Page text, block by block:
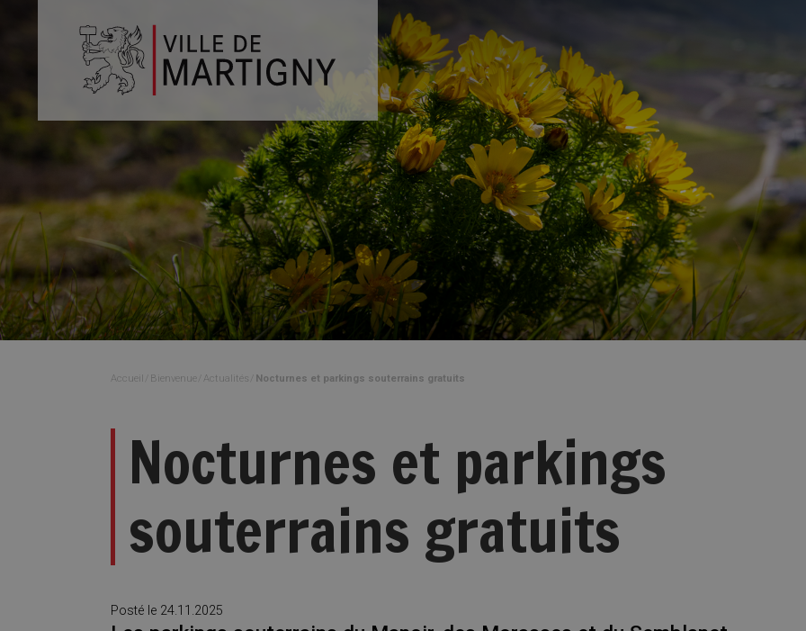
Accueil Bienvenue Actualités Nocturnes et parkings souterrains gratuits
Nocturnes et parkings
souterrains gratuits
Posté le 24.11.2025